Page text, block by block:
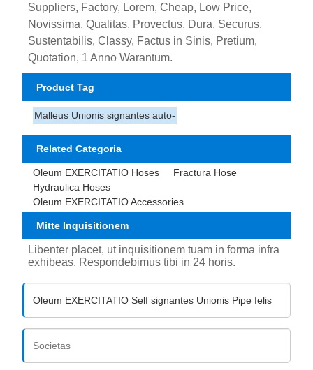
Suppliers, Factory, Lorem, Cheap, Low Price,
Novissima, Qualitas, Provectus, Dura, Securus,
Sustentabilis, Classy, ​​Factus in Sinis, Pretium,
Quotation, 1 Anno Warantum.
Product Tag
Malleus Unionis signantes auto-
Related Categoria
Oleum EXERCITATIO Hoses
Fractura Hose
Hydraulica Hoses
Oleum EXERCITATIO Accessories
Mitte Inquisitionem
Libenter placet, ut inquisitionem tuam in forma infra
exhibeas. Respondebimus tibi in 24 horis.